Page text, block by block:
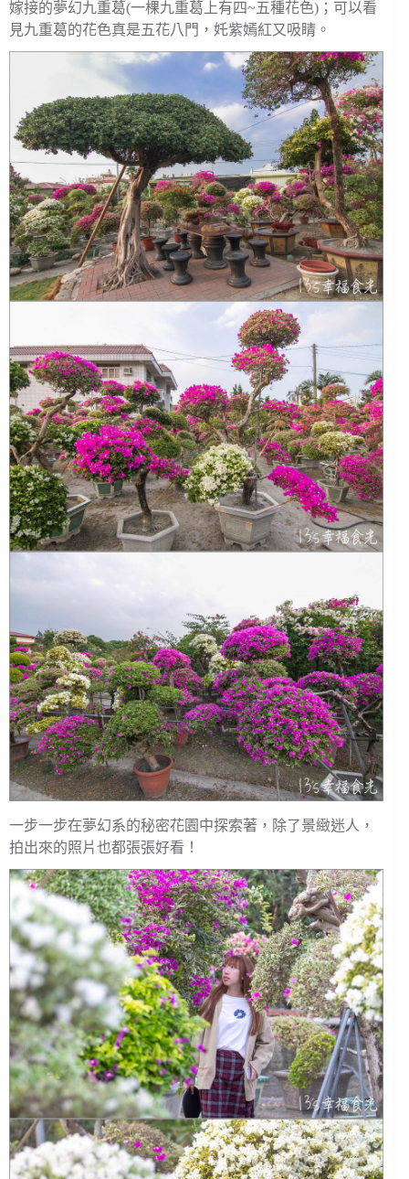
嫁接的夢幻九重葛(一棵九重葛上有四~五種花色)；可以看
見九重葛的花色真是五花八門，奼紫嫣紅又吸睛。
一步一步在夢幻系的秘密花園中探索著，除了景緻迷人，
拍出來的照片也都張張好看！